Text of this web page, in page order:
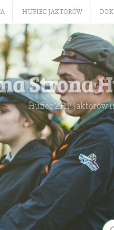
HUFIEC JAKTORÓW
Strona
Hufiec ZHP Jaktorów